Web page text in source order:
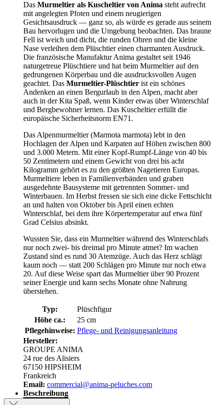
Das Murmeltier als Kuscheltier von Anima steht aufrecht
mit angelegten Pfoten und einem neugierigen
Gesichtsausdruck — ganz so, als würde es gerade aus seinem
Bau hervorlugen und die Umgebung beobachten. Das braune
Fell ist weich und dicht, die runden Ohren und die kleine
Nase verleihen dem Plüschtier einen charmanten Ausdruck.
Die französische Manufaktur Anima gestaltet seit 1946
naturgetreue Plüschtiere und hat beim Murmeltier auf den
gedrungenen Körperbau und die ausdrucksvollen Augen
geachtet. Das Murmeltier-Plüschtier ist ein schönes
Andenken an einen Bergurlaub in den Alpen, macht aber
auch in der Kita Spaß, wenn Kinder etwas über Winterschlaf
und Bergbewohner lernen. Das Kuscheltier erfüllt die
europäische Sicherheitsnorm EN71.
Das Alpenmurmeltier (Marmota marmota) lebt in den
Hochlagen der Alpen und Karpaten auf Höhen zwischen 800
und 3.000 Metern. Mit einer Kopf-Rumpf-Länge von 40 bis
50 Zentimetern und einem Gewicht von drei bis acht
Kilogramm gehört es zu den größten Nagetieren Europas.
Murmeltiere leben in Familienverbänden und graben
ausgedehnte Bausysteme mit getrennten Sommer- und
Winterbauen. Im Herbst fressen sie sich eine dicke Fettschicht
an und halten von Oktober bis April einen echten
Winterschlaf, bei dem ihre Körpertemperatur auf etwa fünf
Grad Celsius absinkt.
Wussten Sie, dass ein Murmeltier während des Winterschlafs
nur noch zwei- bis dreimal pro Minute atmet? Im wachen
Zustand sind es rund 30 Atemzüge. Auch das Herz schlägt
kaum noch — statt 200 Schlägen pro Minute nur noch etwa
20. Auf diese Weise spart das Murmeltier über 90 Prozent
seiner Energie und kann sechs Monate ohne Nahrung
überstehen.
Typ:
Plüschfigur
Höhe ca.:
25 cm
Pflegehinweise: Pflege- und Reinigungsanleitung
Hersteller:
GROUPE ANIMA
24 rue des Alisiers
67150 HIPSHEIM
Frankreich
Email: commercial@anima-peluches.com
Beschreibung